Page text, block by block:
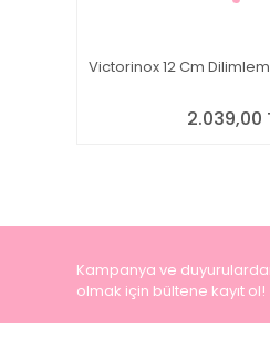
Victorinox 12 Cm
2.039,00
Kampanya ve
olmak için bültene kayıt ol!